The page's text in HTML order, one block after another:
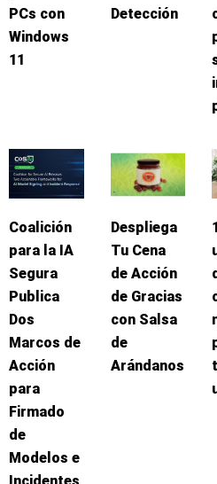
PCs con
Windows
11
Detección
Coalición
para la IA
Segura
Publica
Dos
Marcos de
Acción
para
Firmado
de
Modelos e
Incidentes
Despliega
Tu Cena
de Acción
de Gracias
con Salsa
de
Arándanos